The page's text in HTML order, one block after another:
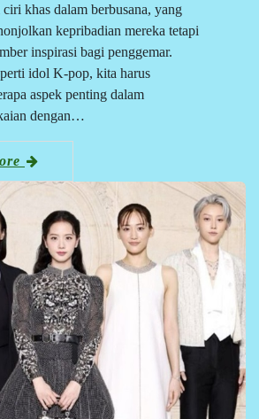
khas dalam berbusana, yang
kepribadian mereka tetapi
inspirasi bagi penggemar.
idol K-pop, kita harus
aspek penting dalam
dengan…